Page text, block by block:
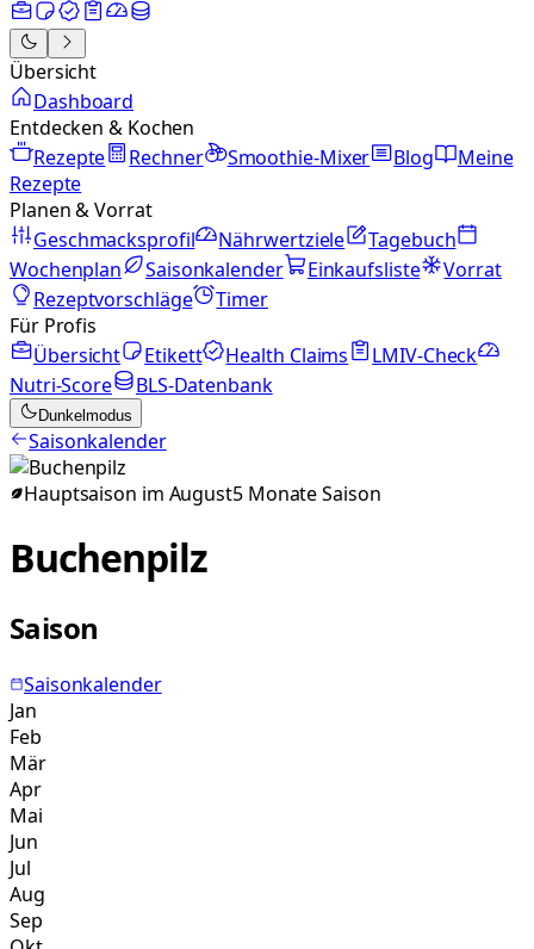
Übersicht
Dashboard
Entdecken & Kochen
Rezepte
Rechner Smoothie-Mixer Blog
Meine
Rezepte
Planen & Vorrat
Geschmacksprofil
Nährwertziele
Tagebuch
Wochenplan
Saisonkalender Einkaufsliste
Vorrat
Rezeptvorschläge
Timer
Für Profis
Übersicht
Etikett Health Claims
LMIV-Check
Nutri-Score
BLS-Datenbank
Dunkelmodus
Saisonkalender
Hauptsaison im August5 MonateSaison
Buchenpilz
Saison
Saisonkalender
Jan
Feb
Mär
Apr
Mai
Jun
Jul
Aug
Sep